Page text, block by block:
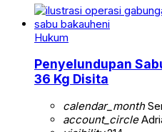
Hukum
Penyelundupan
36 Kg Disita
calendar_month
account_circle